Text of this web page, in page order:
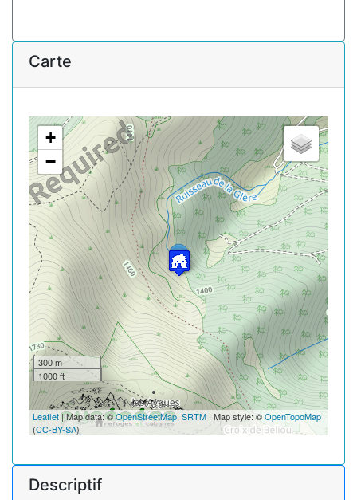
Carte
+
−
300 m
1000 ft
Leaflet| Map data: ©OpenStreetMap, SRTM| Map style: ©OpenTopoMap
(CC-BY-SA)
Descriptif